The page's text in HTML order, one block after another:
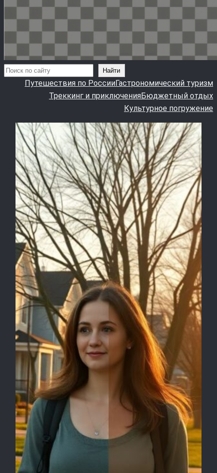
Поиск Найти
Путешествия по РоссииГастрономический туризм
Треккинг и приключенияБюджетный отдых
Культурное погружение